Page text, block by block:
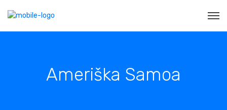
Ameriška Samoa